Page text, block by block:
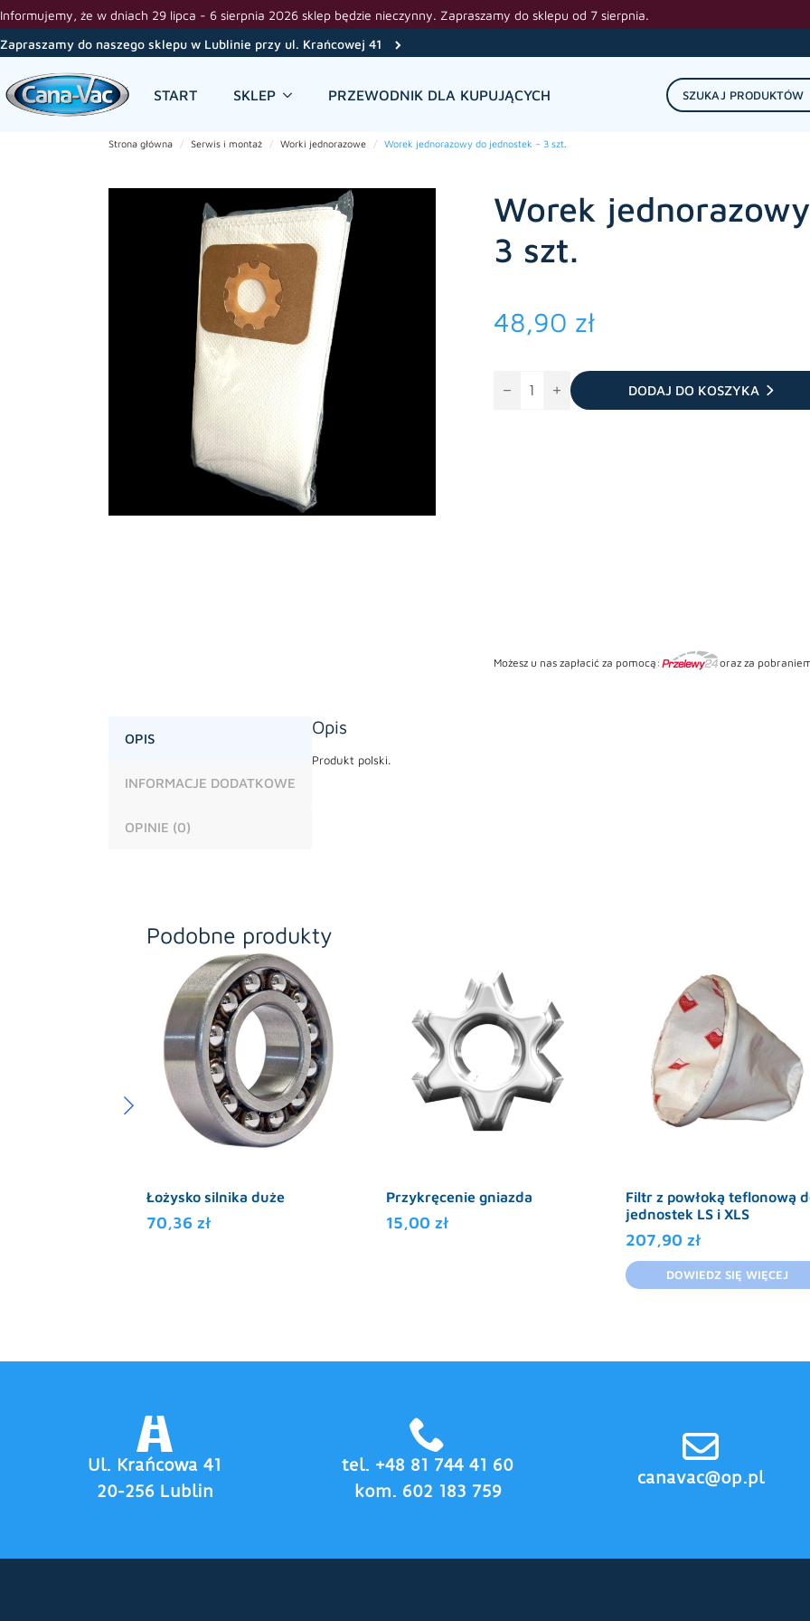
Informujemy, że w dniach 29 lipca - 6 sierpnia 2026 sklep będzie nieczynny. Zapraszamy do sklepu od 7 sierpnia.
Zapraszamy do naszego sklepu w Lublinie przy ul. Krańcowej 41
START SKLEP PRZEWODNIK DLA KUPUJĄCYCH
Strona główna Serwis i montaż Worki jednorazowe Worek jednorazowy do jednostek – 3 szt.
Worek
3 szt.
48,90 zł
Możesz u nas zapłacić za pomocą: oraz za
Worek
jednorazowy
DODAJ DO KOSZYKA
OPIS
INFORMACJE DODATKOWE
OPINIE (0)
Opis
Produkt polski.
Podobne produkty
Łożysko silnika duże
70,36 zł
Przykręcenie gniazda
15,00 zł
Filtr z powłoką teflonową
jednostek LS i XLS
207,90 zł
DOWIEDZ SIĘ WIĘCEJ
Ul. Krańcowa 41
20-256 Lublin
tel. +48 81 744 41 60
kom. 602 183 759
canavac@op.pl